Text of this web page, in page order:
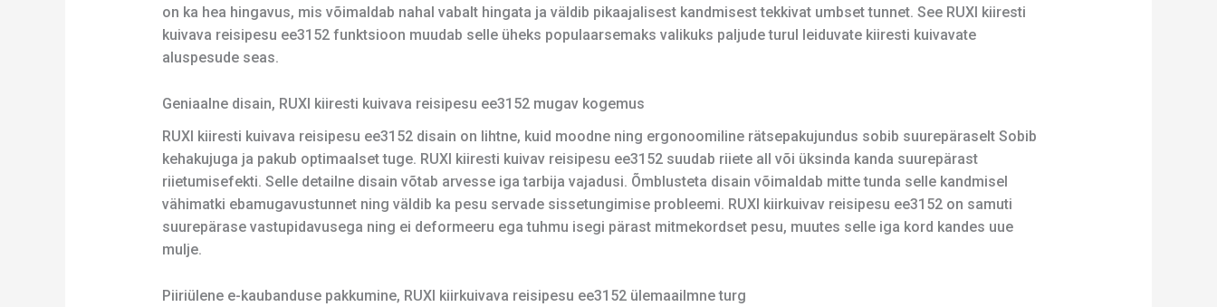
on ka hea hingavus, mis võimaldab nahal vabalt hingata ja väldib pikaajalisest kandmisest tekkivat umbset tunnet. See RUXI kiiresti
kuivava reisipesu ee3152 funktsioon muudab selle üheks populaarsemaks valikuks paljude turul leiduvate kiiresti kuivavate
aluspesude seas.
Geniaalne disain, RUXI kiiresti kuivava reisipesu ee3152 mugav kogemus
RUXI kiiresti kuivava reisipesu ee3152 disain on lihtne, kuid moodne ning ergonoomiline rätsepakujundus sobib suurepäraselt Sobib
kehakujuga ja pakub optimaalset tuge. RUXI kiiresti kuivav reisipesu ee3152 suudab riiete all või üksinda kanda suurepärast
riietumisefekti. Selle detailne disain võtab arvesse iga tarbija vajadusi. Õmblusteta disain võimaldab mitte tunda selle kandmisel
vähimatki ebamugavustunnet ning väldib ka pesu servade sissetungimise probleemi. RUXI kiirkuivav reisipesu ee3152 on samuti
suurepärase vastupidavusega ning ei deformeeru ega tuhmu isegi pärast mitmekordset pesu, muutes selle iga kord kandes uue
mulje.
Piiriülene e-kaubanduse pakkumine, RUXI kiirkuivava reisipesu ee3152 ülemaailmne turg